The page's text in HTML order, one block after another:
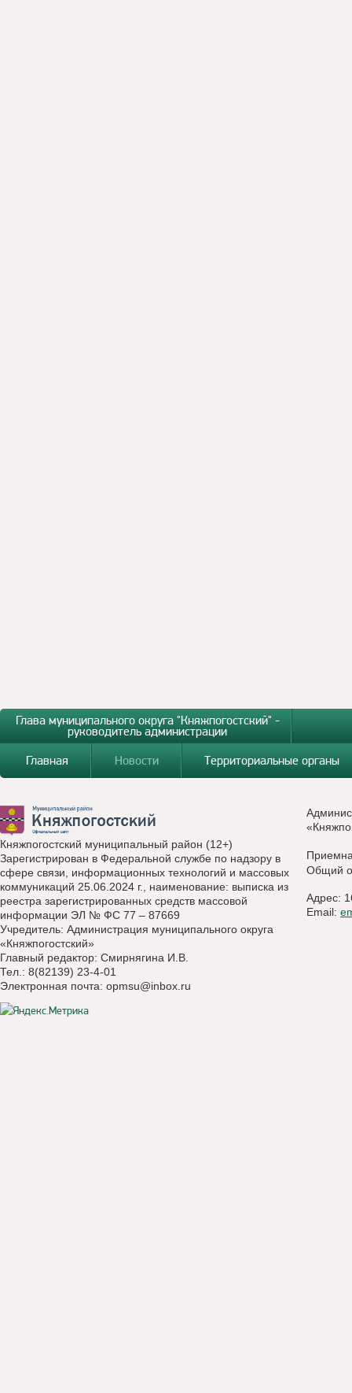
Глава муниципального округа "Княжпогостский" -
руководитель администрации
Главная
Новости Территориальные органы
Княжпогостский муниципальный район (12+)
Зарегистрирован в Федеральной службе по надзору в
сфере связи, информационных технологий и массовых
коммуникаций 25.06.2024 г., наименование: выписка из
реестра зарегистрированных средств массовой
информации ЭЛ № ФС 77 – 87669
Учредитель: Администрация муниципального округа
«Княжпогостский»
Главный редактор: Смирнягина И.В.
Тел.: 8(82139) 23-4-01
Электронная почта: opmsu@inbox.ru
Общий
Адрес:
Email: